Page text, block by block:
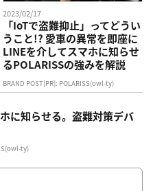
2023/02/17
「IoTで盗難抑止」ってどうい
うこと!? 愛車の異常を即座に
LINEを介してスマホに知らせ
るPOLARISSの強みを解説
BRAND POST[PR]: POLARISS(owl-ty)
に知らせる。盗難対策デバ
ty)